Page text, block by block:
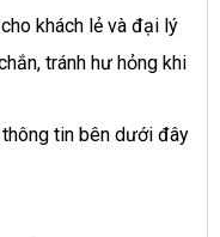
khách lẻ và đại lý
tránh hư hỏng khi
tin bên dưới đây